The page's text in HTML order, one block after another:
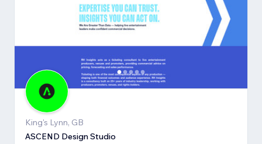
King's Lynn, GB
ASCEND Design Studio